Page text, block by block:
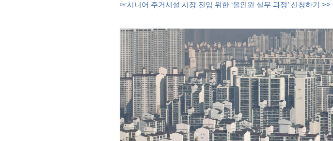
☞시니어 주거시설 시장 진입 위한 ‘올인원 실무 과정’ 신청하기 >>